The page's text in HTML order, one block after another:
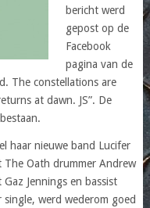
bericht werd
gepost op de
Facebook
pagina van de
The constellations are
at dawn. JS”. De
haar nieuwe band Lucifer
The Oath drummer Andrew
Jennings en bassist
werd wederom goed